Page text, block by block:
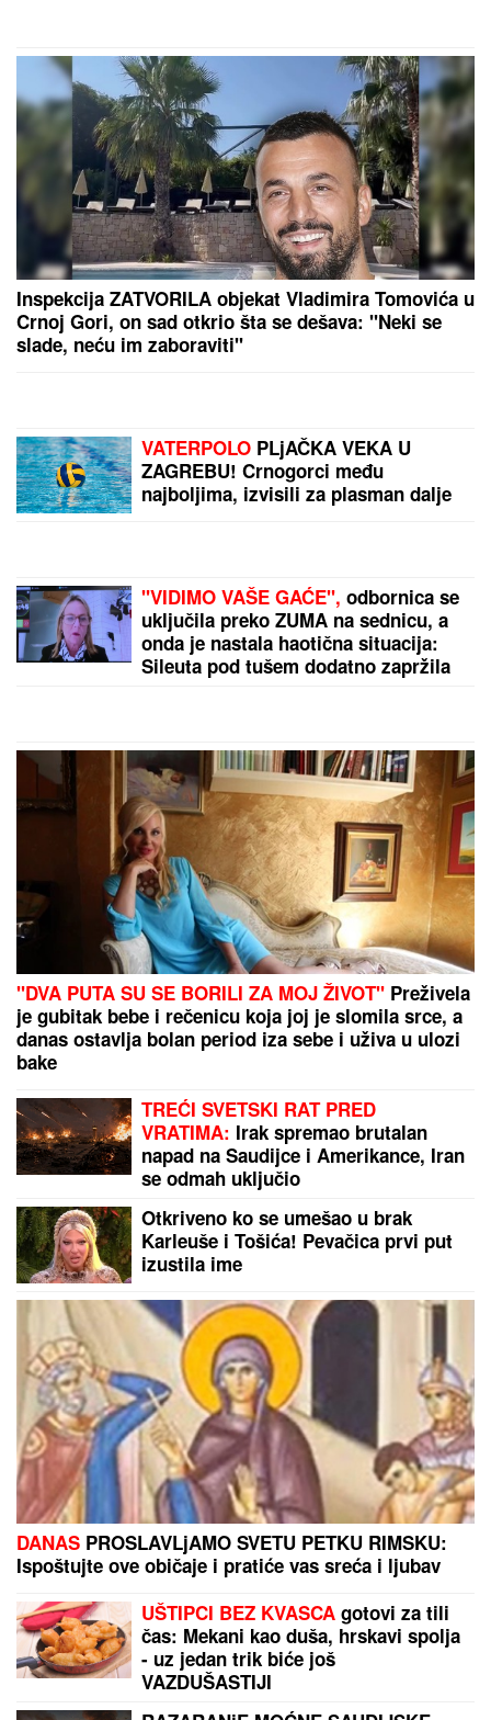
Samo hrabro, devojke: Evo gde možete gledati meč
Srbije i Španije u polufinalu Evropskog prvenstva
pristala na rijaliti i obnaživanje: "Išla
sam roditeljima da kažem da
odustajem"
"TO JE VELIKA IZJAVA"Tramp otkrio šta bi moglo
da promeni istoriju SAD
Oglasio se Ostoja Mijailović: "Funkcionisanje lige
neće biti ugroženo"
55 SATI BEZ SNA I 160 KILOMETARA KROZ
LEDENO MORE:Poljski ultraplivač ispisao istoriju!
(VIDEO)